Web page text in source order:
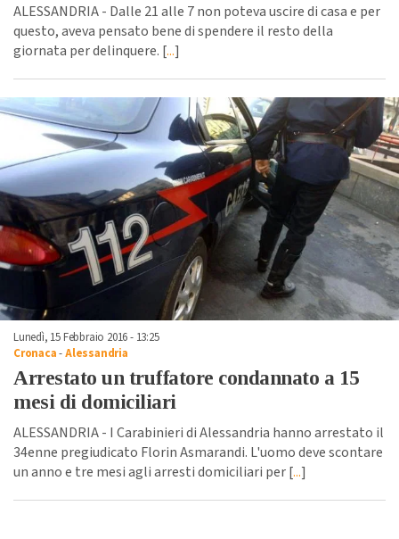
ALESSANDRIA - Dalle 21 alle 7 non poteva uscire di casa e per
questo, aveva pensato bene di spendere il resto della
giornata per delinquere. [...]
Lunedì, 15 Febbraio 2016 - 13:25
Cronaca-Alessandria
Arrestato un truffatore condannato a 15
mesi di domiciliari
ALESSANDRIA - I Carabinieri di Alessandria hanno arrestato il
34enne pregiudicato Florin Asmarandi. L'uomo deve scontare
un anno e tre mesi agli arresti domiciliari per [...]